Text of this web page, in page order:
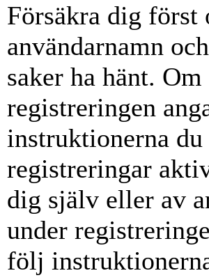
Försäkra dig först
användarnamn
saker ha hänt.
registreringen
instruktionerna
registreringar
dig själv eller av
under
följ